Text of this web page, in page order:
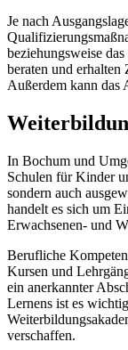
Je nach
beziehungsweise
beraten und erhalten
Außerdem kann das
In Bochum und
Schulen für Kinder
sondern auch
handelt es sich um
Erwachsenen- und
Berufliche
Kursen und
ein anerkannter
Lernens ist es
verschaffen.